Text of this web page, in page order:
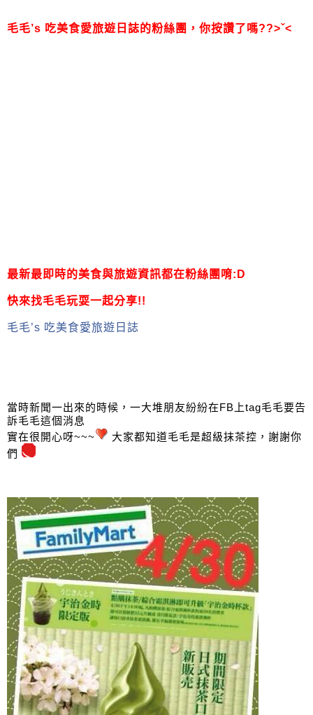
毛毛’s 吃美食愛旅遊日誌的粉絲團， 你按讚了嗎??>ˇ<
最新最即時的美食與旅遊資訊都在粉絲團唷:D
快來找毛毛玩耍一起分享!!
毛毛’s 吃美食愛旅遊日誌
當時新聞一出來的時候，一大堆朋友紛紛在FB上tag毛毛要告
訴毛毛這個消息
實在很開心呀~~~
大家都知道毛毛是超級抹茶控，謝謝你
們